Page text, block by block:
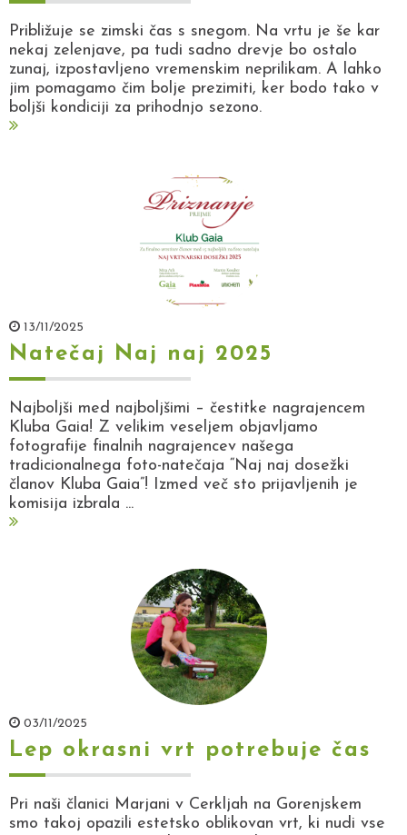
Približuje se zimski čas s snegom. Na vrtu je še kar
nekaj zelenjave, pa tudi sadno drevje bo ostalo
zunaj, izpostavljeno vremenskim neprilikam. A lahko
jim pomagamo čim bolje prezimiti, ker bodo tako v
boljši kondiciji za prihodnjo sezono.
13/11/2025
Natečaj Naj naj 2025
Najboljši med najboljšimi – čestitke nagrajencem
Kluba Gaia! Z velikim veseljem objavljamo
fotografije finalnih nagrajencev našega
tradicionalnega foto-natečaja “Naj naj dosežki
članov Kluba Gaia”! Izmed več sto prijavljenih je
komisija izbrala ...
03/11/2025
Lep okrasni vrt potrebuje čas
Pri naši članici Marjani v Cerkljah na Gorenjskem
smo takoj opazili estetsko oblikovan vrt, ki nudi vse